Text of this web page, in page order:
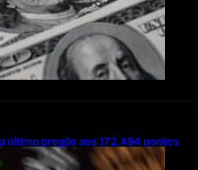
último pregão aos 172.494 pontos